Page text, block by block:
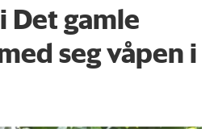
Det gamle
seg våpen i